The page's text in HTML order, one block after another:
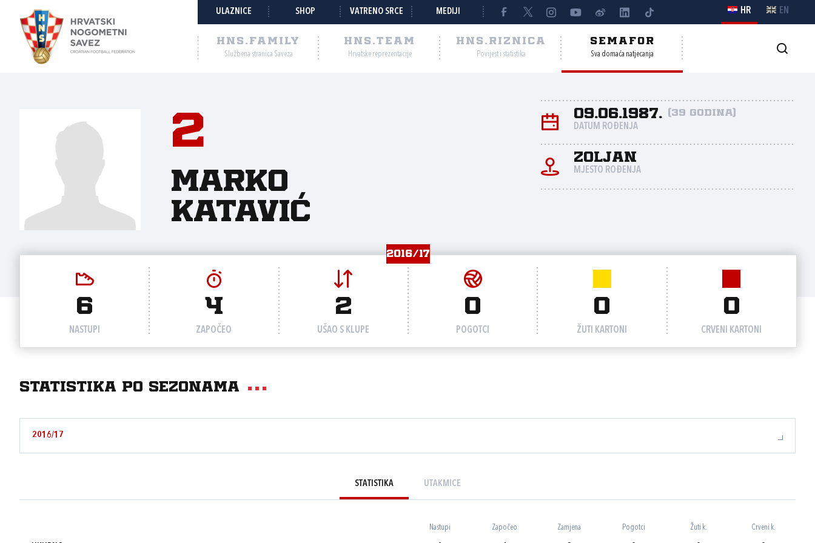
ULAZNICE SHOP VATRENO SRCE MEDIJI HR EN
HNS.FAMILY
Službena stranica Saveza
HNS.TEAM
Hrvatske reprezentacije
HNS.RIZNICA
Povijest i statistika
SEMAFOR
Sva domaća natjecanja
2
Marko
Katavić
09.06.1987. (39 godina)
DATUM ROĐENJA
Zoljan
MJESTO ROĐENJA
2016/17
6
NASTUPI
4
ZAPOČEO
2
UŠAO S KLUPE
0
POGOTCI
0
ŽUTI KARTONI
0
CRVENI KARTONI
Statistika po sezonama
2016/17
STATISTIKA UTAKMICE
Nastupi Započeo Zamjena Pogotci Žuti k. Crveni k.